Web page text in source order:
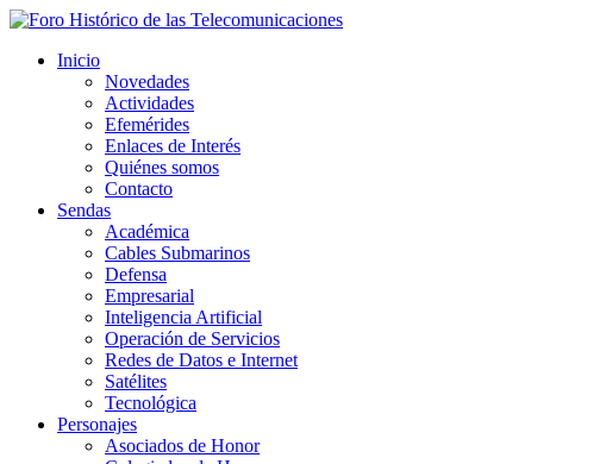
Inicio
Novedades
Actividades
Efemérides
Enlaces de Interés
Quiénes somos
Contacto
Sendas
Académica
Cables Submarinos
Defensa
Empresarial
Inteligencia Artificial
Operación de Servicios
Redes de Datos e Internet
Satélites
Tecnológica
Personajes
Asociados de Honor